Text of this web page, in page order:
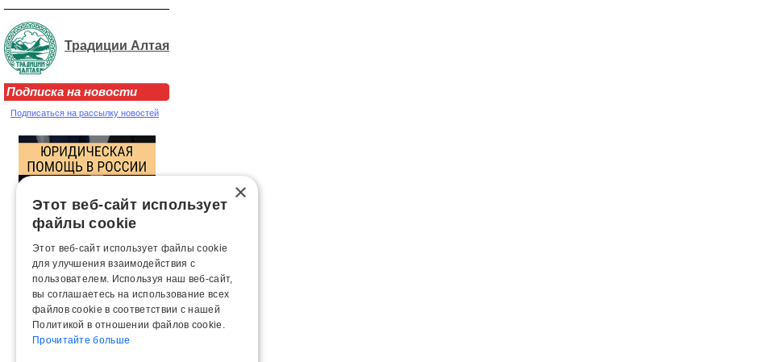
Традиции Алтая
Подписка на новости
Подписаться на рассылку новостей
×
Этот веб-сайт использует
файлы cookie
Этот веб-сайт использует файлы cookie
для улучшения взаимодействия с
пользователем. Используя наш веб-сайт,
вы соглашаетесь на использование всех
файлов cookie в соответствии с нашей
Политикой в ​​отношении файлов cookie.
Прочитайте больше